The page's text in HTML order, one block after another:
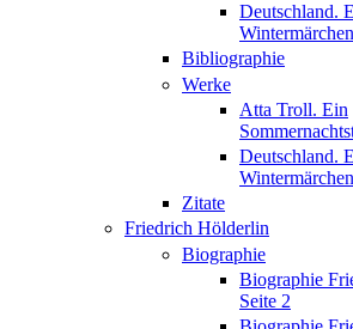
Deutschland.
Wintermärchen
Bibliographie
Werke
Atta Troll. Ein
Deutschland.
Wintermärchen
Zitate
Friedrich Hölderlin
Biographie
Biographie
Seite 2